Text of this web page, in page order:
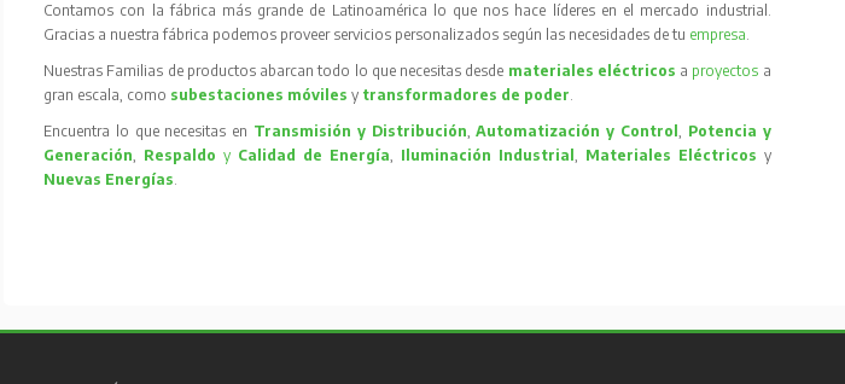
Contamos con la fábrica más grande de Latinoamérica lo que nos hace líderes en el mercado industrial.
Gracias a nuestra fábrica podemos proveer servicios personalizados según las necesidades de tu empresa.
Nuestras Familias de productos abarcan todo lo que necesitas desde materiales eléctricos a proyectos a
gran escala, como subestaciones móvilesy transformadores de poder.
Encuentra lo que necesitas en Transmisión y Distribución,Automatización y Control, Potencia y
Generación, Respaldo y Calidad de Energía, Iluminación Industrial , Materiales Eléctricos y
Nuevas Energías.